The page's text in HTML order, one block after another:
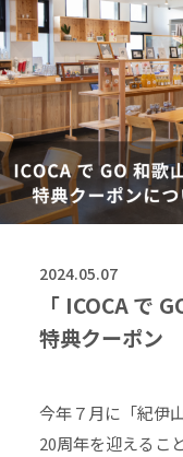
2024.05.07
「 ICOCA で
特典クーポン
今年７月に「紀伊
20周年を迎えるこ